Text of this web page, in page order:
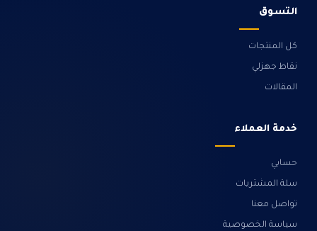
التسوق
كل المنتجات
نقاط جهزلي
المقالات
خدمة العملاء
حسابي
سلة المشتريات
تواصل معنا
سياسة الخصوصية